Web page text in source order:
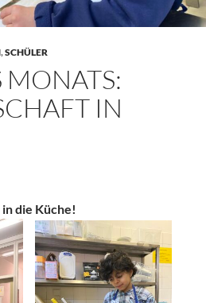
,SCHÜLER
MONATS:
IN
die Küche!